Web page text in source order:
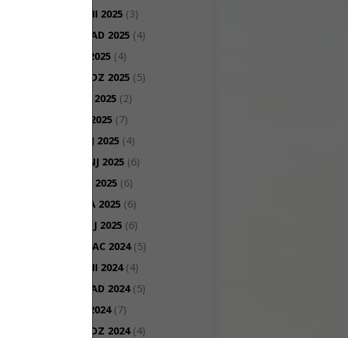
STUDENI 2025 (3)
LISTOPAD 2025 (4)
RUJAN 2025 (4)
KOLOVOZ 2025 (5)
SRPANJ 2025 (2)
LIPANJ 2025 (7)
SVIBANJ 2025 (4)
TRAVANJ 2025 (6)
OŽUJAK 2025 (6)
VELJAČA 2025 (6)
SIJEČANJ 2025 (6)
PROSINAC 2024(5)
STUDENI 2024(4)
LISTOPAD 2024(5)
RUJAN 2024(7)
KOLOVOZ 2024(4)